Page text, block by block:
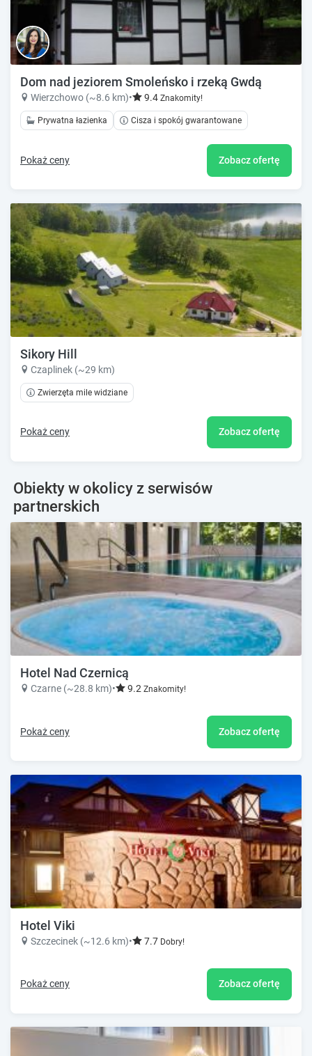
Dom nad jeziorem Smoleńsko i rzeką Gwdą
Wierzchowo (~8.6 km)• 9.4 Znakomity!
Prywatna łazienka Cisza i spokój gwarantowane
Pokaż ceny Zobacz ofertę
Sikory Hill
Czaplinek (~29 km)
Zwierzęta mile widziane
Pokaż ceny Zobacz ofertę
Obiekty w okolicy z serwisów
partnerskich
Hotel Nad Czernicą
Czarne (~28.8 km)• 9.2 Znakomity!
Pokaż ceny Zobacz ofertę
Hotel Viki
Szczecinek (~12.6 km)• 7.7 Dobry!
Pokaż ceny Zobacz ofertę